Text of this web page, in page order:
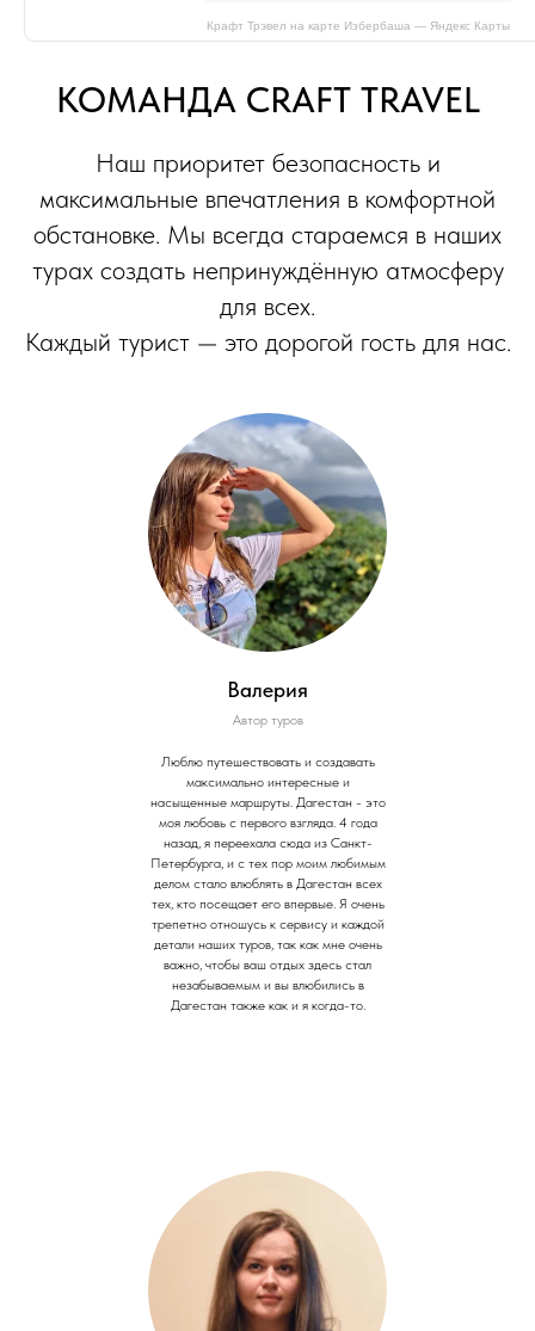
Крафт Трэвел на карте Избербаша — Яндекс Карты
КОМАНДА CRAFT TRAVEL
Наш приоритет безопасность и
максимальные впечатления в комфортной
обстановке. Мы всегда стараемся в наших
турах создать непринуждённую атмосферу
для всех.
Каждый турист — это дорогой гость для нас.
Валерия
Автор туров
Люблю путешествовать и создавать
максимально интересные и
насыщенные маршруты. Дагестан - это
моя любовь с первого взгляда. 4 года
назад, я переехала сюда из Санкт-
Петербурга, и с тех пор моим любимым
делом стало влюблять в Дагестан всех
тех, кто посещает его впервые. Я очень
трепетно отношусь к сервису и каждой
детали наших туров, так как мне очень
важно, чтобы ваш отдых здесь стал
незабываемым и вы влюбились в
Дагестан также как и я когда-то.